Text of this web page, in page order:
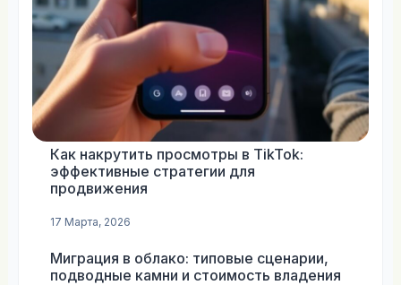
Как накрутить просмотры в TikTok:
эффективные стратегии для
продвижения
17 Марта, 2026
Миграция в облако: типовые сценарии,
подводные камни и стоимость владения